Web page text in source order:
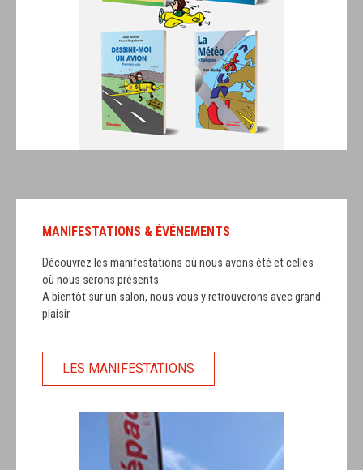
MANIFESTATIONS & ÉVÉNEMENTS
Découvrez les manifestations où nous avons été et celles
où nous serons présents.
A bientôt sur un salon, nous vous y retrouverons avec grand
plaisir.
LES MANIFESTATIONS